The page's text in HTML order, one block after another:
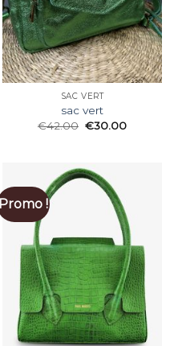
SAC VERT
sac vert
€42.00 €30.00
Promo !